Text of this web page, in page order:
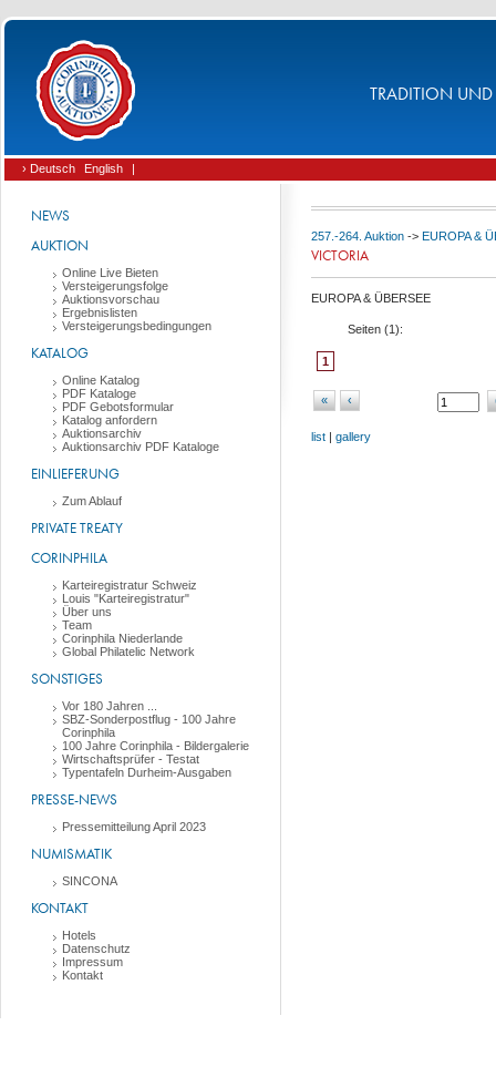
TRADITION UND
› Deutsch English |
NEWS
AUKTION
Online Live Bieten
Versteigerungsfolge
Auktionsvorschau
Ergebnislisten
Versteigerungsbedingungen
KATALOG
Online Katalog
PDF Kataloge
PDF Gebotsformular
Katalog anfordern
Auktionsarchiv
Auktionsarchiv PDF Kataloge
EINLIEFERUNG
Zum Ablauf
PRIVATE TREATY
CORINPHILA
Karteiregistratur Schweiz
Louis "Karteiregistratur"
Über uns
Team
Corinphila Niederlande
Global Philatelic Network
SONSTIGES
Vor 180 Jahren ...
SBZ-Sonderpostflug - 100 Jahre
Corinphila
100 Jahre Corinphila - Bildergalerie
Wirtschaftsprüfer - Testat
Typentafeln Durheim-Ausgaben
PRESSE-NEWS
Pressemitteilung April 2023
NUMISMATIK
SINCONA
KONTAKT
Hotels
Datenschutz
Impressum
Kontakt
257.-264. Auktion -> EUROPA &
VICTORIA
EUROPA & ÜBERSEE
Seiten (1):
1
« ‹
list | gallery